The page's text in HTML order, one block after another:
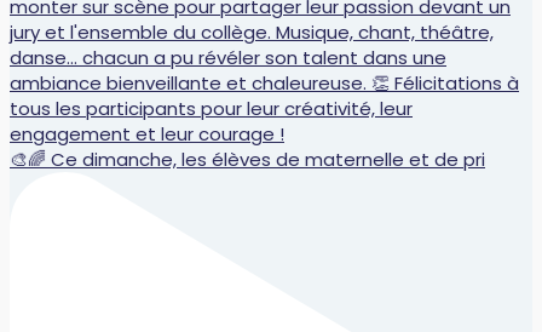
🎨🌈 Ce dimanche, les élèves de maternelle et de pri